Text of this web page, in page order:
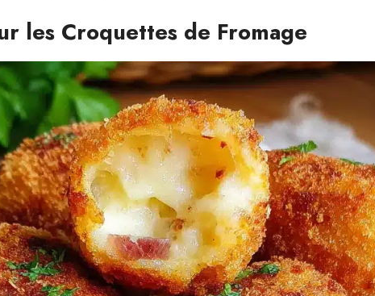
les Croquettes de Fromage